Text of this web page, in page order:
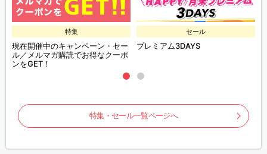
特集
現在開催中のキャンペーン・セー
ル／メルマガ購読でお得なクーポ
ンをGET！
セール
プレミアム3DAYS
特集・セール一覧ページへ